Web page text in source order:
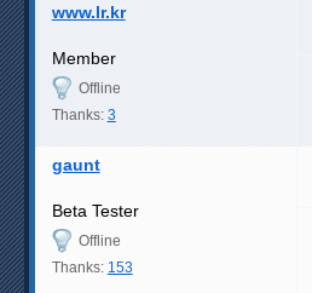
www.lr.kr
Member
Offline
Thanks: 3
gaunt
Beta Tester
Offline
Thanks: 153